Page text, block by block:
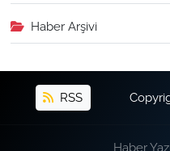
Haber Arşivi
RSS
Haber